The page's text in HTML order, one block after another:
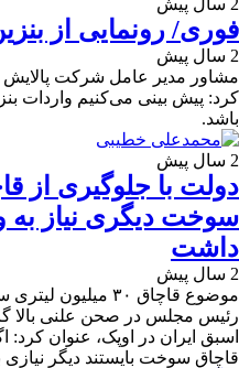
فوری/ رونمایی از بنزین 50 هزار
2 سال پیش
مشاور مدیر عامل شرکت پالایش
باشد.
2 سال پیش
سوخت دیگری نیاز به
داشت
2 سال پیش
موضوع قاچاق ۳۰
رئیس مجلس در صحن علنی بالا
اسبق ایران در اوپک، عنوان کرد:
قاچاق سوخت بایستند دیگر